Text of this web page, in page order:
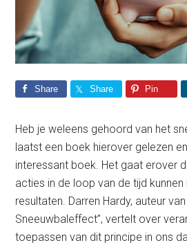
Share Share Pin
Heb je weleens gehoord van het
laatst een boek hierover gelezen
interessant boek. Het gaat erover
acties in de loop van de tijd
resultaten. Darren Hardy, auteur van
Sneeuwbaleffect”, vertelt over
toepassen van dit principe in ons